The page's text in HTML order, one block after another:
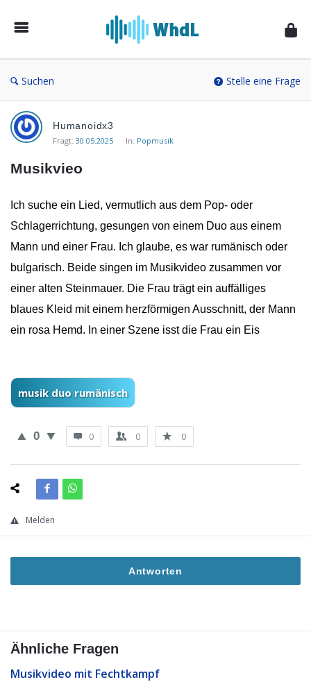
von
Suchen Stelle eine Frage
Musikforum
von
WieheisstdasLied.de
Fragen
Humanoidx3
Fragt: 30.05.2025 In: Popmusik
Musikvieo
Ich suche ein Lied, vermutlich aus dem Pop- oder
Schlagerrichtung, gesungen von einem Duo aus einem
Mann und einer Frau. Ich glaube, es war rumänisch oder
bulgarisch. Beide singen im Musikvideo zusammen vor
einer alten Steinmauer. Die Frau trägt ein auffälliges
blaues Kleid mit einem herzförmigen Ausschnitt, der Mann
ein rosa Hemd. In einer Szene isst die Frau ein Eis
musik duo rumänisch
0 0 0 0
Melden
Antworten
Ähnliche Fragen
Musikvideo mit Fechtkampf